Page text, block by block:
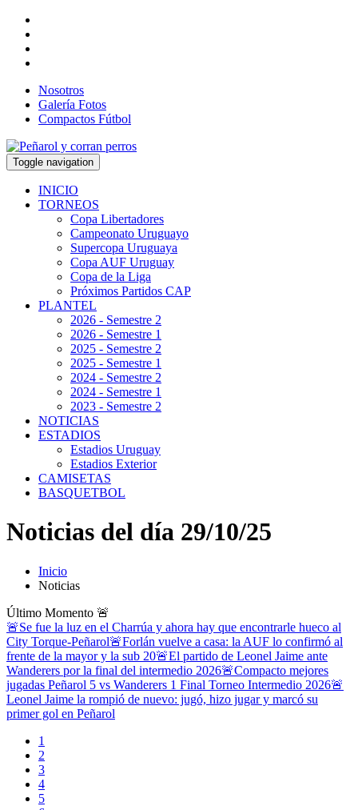
Nosotros
Galería Fotos
Compactos Fútbol
Toggle navigation
INICIO
TORNEOS
Copa Libertadores
Campeonato Uruguayo
Supercopa Uruguaya
Copa AUF Uruguay
Copa de la Liga
Próximos Partidos CAP
PLANTEL
2026 - Semestre 2
2026 - Semestre 1
2025 - Semestre 2
2025 - Semestre 1
2024 - Semestre 2
2024 - Semestre 1
2023 - Semestre 2
NOTICIAS
ESTADIOS
Estadios Uruguay
Estadios Exterior
CAMISETAS
BASQUETBOL
Noticias del día 29/10/25
Inicio
Noticias
Último Momento 🚨
🚨Se fue la luz en el Charrúa y ahora hay que encontrarle hueco al
City Torque-Peñarol🚨Forlán vuelve a casa: la AUF lo confirmó al
frente de la mayor y la sub 20🚨El partido de Leonel Jaime ante
Wanderers por la final del intermedio 2026🚨Compacto mejores
jugadas Peñarol 5 vs Wanderers 1 Final Torneo Intermedio 2026🚨
Leonel Jaime la rompió de nuevo: jugó, hizo jugar y marcó su
primer gol en Peñarol
1
2
3
4
5